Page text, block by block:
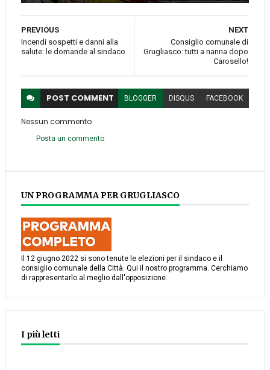
NEXT
Consiglio comunale di
Grugliasco: tutti a nanna dopo
Carosello!
PREVIOUS
Incendi sospetti e danni alla
salute: le domande al sindaco
POST COMMENT BLOGGER DISQUS FACEBOOK
Nessun commento
Posta un commento
UN PROGRAMMA PER GRUGLIASCO
Il 12 giugno 2022 si sono tenute le elezioni per il sindaco e il
consiglio comunale della Città. Qui il nostro programma. Cerchiamo
di rappresentarlo al meglio dall'opposizione.
I più letti